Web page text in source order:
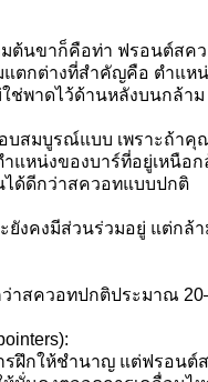
ต้นขาก็คือท่า ฟรอนต์สคว
ตกต่างที่สำคัญคือ ตำแห
ช่พาดไว้ด้านหลังบนกล้า
บสมบูรณ์แบบ เพราะถ้าคุ
แหน่งของบาร์ที่อยู่เหนือ
ได้ดีกว่าสควอทแบบปกติ
งคงมีส่วนร่วมอยู่ แต่กล้
าสควอทปกติประมาณ
ฝึกให้ชำนาญ แต่ฟรอนต์